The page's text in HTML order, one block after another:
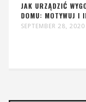
JAK URZĄDZIĆ
DOMU: MOTYWUJ I
SEPTEMBER 28, 2020